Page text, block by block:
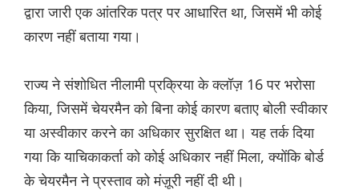
द्वारा जारी एक आंतरिक पत्र पर आधारित था, जिसमें भी कोई
कारण नहीं बताया गया।
राज्य ने संशोधित नीलामी प्रक्रिया के क्लॉज़ 16 पर भरोसा
किया, जिसमें चेयरमैन को बिना कोई कारण बताए बोली स्वीकार
या अस्वीकार करने का अधिकार सुरक्षित था। यह तर्क दिया
गया कि याचिकाकर्ता को कोई अधिकार नहीं मिला, क्योंकि बोर्ड
के चेयरमैन ने प्रस्ताव को मंज़ूरी नहीं दी थी।